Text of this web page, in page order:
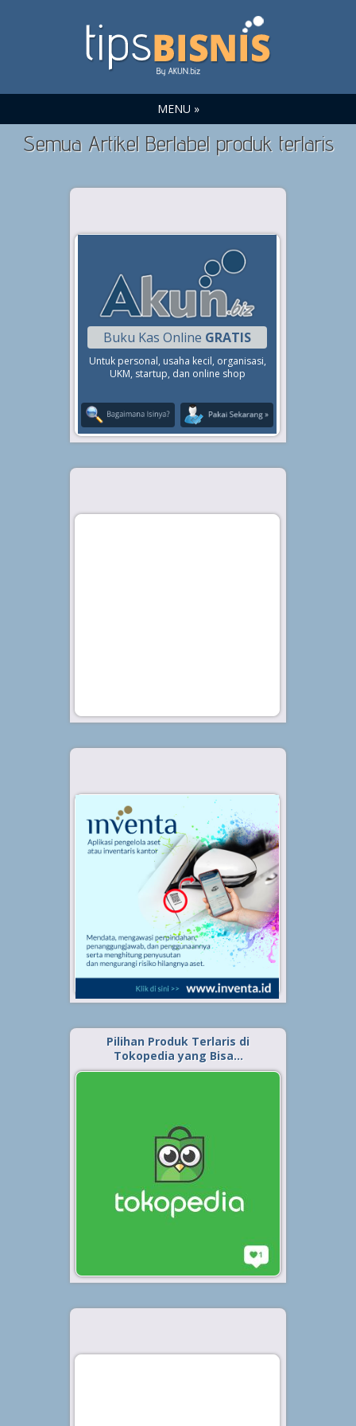
MENU »
Semua Artikel Berlabel produk terlaris
Buku Kas Online GRATIS
Untuk personal, usaha kecil, organisasi,
UKM, startup, dan online shop
Pilihan Produk Terlaris di
Tokopedia yang Bisa…
Di era digital seperti saat ini ada
banyak hal yang bisa dilakukan
secara online. Salah satunya yang
paling banyak digemari adalah
aktivitas jual beli. Kemudahan
akses teknologi memudahkan
siapapun untuk membeli barang...